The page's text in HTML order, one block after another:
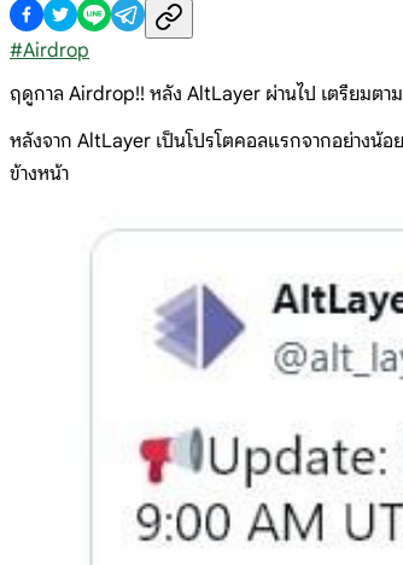
#Airdrop
ฤดูกาล Airdrop!! หลัง AltLayer ผ่านไป เตรียมตา
หลังจาก AltLayer เป็นโปรโตคอลแรกจากอย่างน้
ข้างหน้า